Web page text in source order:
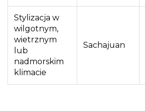
Stylizacja w
wilgotnym,
wietrznym
lub
nadmorskim
klimacie
Sachajuan